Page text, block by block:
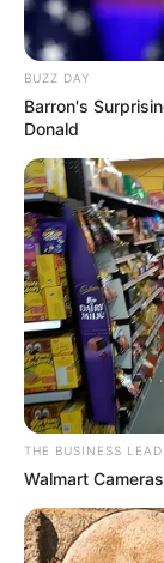
BUZZ DAY
Barron's
Donald
THE BUSINESS
Walmart